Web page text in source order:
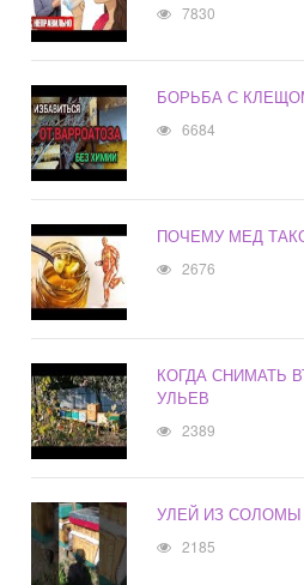
7830
БОРЬБА С
6684
ПОЧЕМУ МЕД
2676
КОГДА СНИМАТЬ
УЛЬЕВ
2389
УЛЕЙ ИЗ СОЛОМЫ
2185